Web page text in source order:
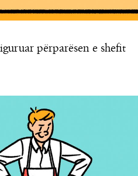
përparësen e shefit